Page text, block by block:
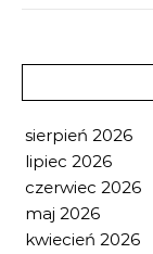
sierpień 2026
lipiec 2026
czerwiec 2026
maj 2026
kwiecień 2026